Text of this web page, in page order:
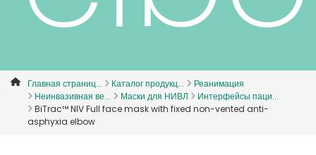
Canada, Français
Denmark
Deutschland
Nederlands
Norway
Russia
Sweden
Главная страниц... Каталог продукц...
Реанимация
Неинвазивная ве...
Маски для НИВЛ
Интерфейсы паци...
BiTrac™ NIV Full face mask with fixed non-vented anti-
asphyxia elbow